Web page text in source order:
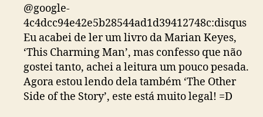
@google-
4c4dcc94e42e5b28544ad1d39412748c:disqus
Eu acabei de ler um livro da Marian Keyes,
‘This Charming Man’, mas confesso que não
gostei tanto, achei a leitura um pouco pesada.
Agora estou lendo dela também ‘The Other
Side of the Story’, este está muito legal! =D